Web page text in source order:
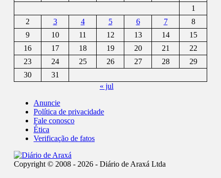
1
2
3 4 5 6 7
8
9
10 11 12 13 14
15
16
17 18 19 20 21
22
23
24 25 26 27 28
29
30
31
« jul
Anuncie
Política de privacidade
Fale conosco
Ética
Verificação de fatos
Copyright © 2008 - 2026 - Diário de Araxá Ltda